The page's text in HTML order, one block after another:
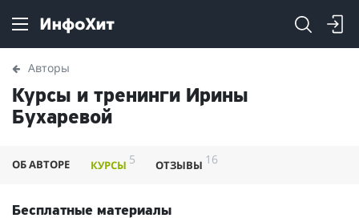
Авторы
Курсы и тренинги Ирины
Бухаревой
ОБ АВТОРЕ КУРСЫ 5 ОТЗЫВЫ 16
Бесплатные материалы